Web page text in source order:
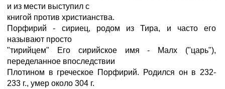
и из мести выступил с
книгой против христианства.
Порфирий - сириец, родом из Тира, и часто его
называют просто
"тирийцем" Его сирийское имя - Малх ("царь"),
переделанное впоследствии
Плотином в греческое Порфирий. Родился он в 232-
233 г., умер около 304 г.